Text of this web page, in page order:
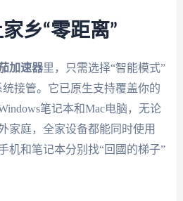
乡“零距离”
加速器里，只需选择“智能模式”
接管。它已原生支持覆盖你的
笔记本和Mac电脑，无论
家庭，全家设备都能同时使用
机和笔记本分别找“回國的梯子”